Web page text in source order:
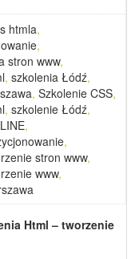
htmla,
,
stron www,
, szkolenia Łódź,
, Szkolenie CSS,
, szkolenie Łódź,
,
,
stron www,
www,
Html – tworzenie